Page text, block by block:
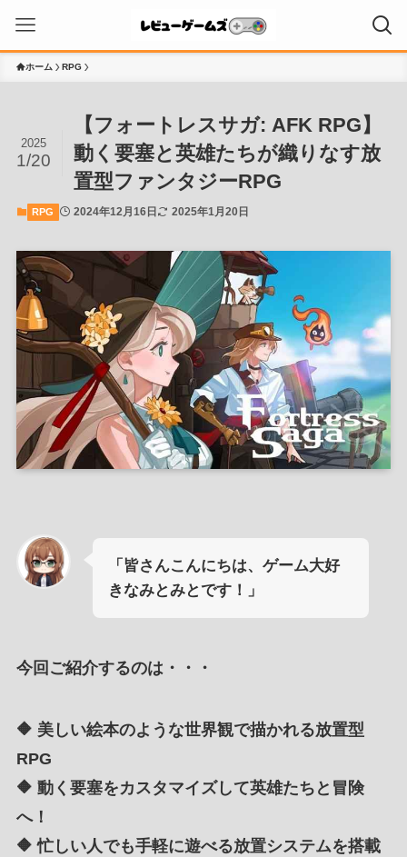
ホーム RPG
【フォートレスサガ: AFK RPG】
動く要塞と英雄たちが織りなす放
置型ファンタジーRPG
2025
1/20
RPG 2024年12月16日 2025年1月20日
「皆さんこんにちは、ゲーム大好
きなみとみとです！」
今回ご紹介するのは・・・
🔶 美しい絵本のような世界観で描かれる放置型
RPG
🔶 動く要塞をカスタマイズして英雄たちと冒険
へ！
🔶 忙しい人でも手軽に遊べる放置システムを搭載